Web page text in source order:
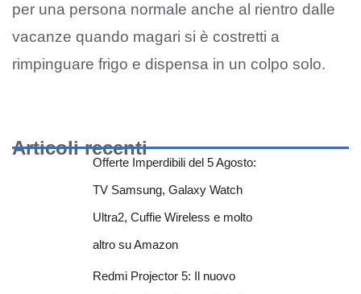
per una persona normale anche al rientro dalle
vacanze quando magari si è costretti a
rimpinguare frigo e dispensa in un colpo solo.
Articoli recenti
Offerte Imperdibili del 5 Agosto:
TV Samsung, Galaxy Watch
Ultra2, Cuffie Wireless e molto
altro su Amazon
Redmi Projector 5: Il nuovo